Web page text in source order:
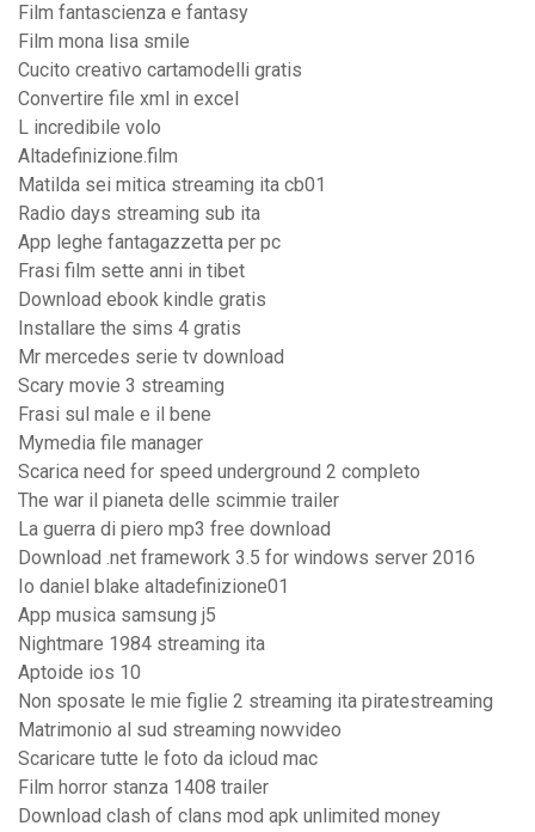
Film fantascienza e fantasy
Film mona lisa smile
Cucito creativo cartamodelli gratis
Convertire file xml in excel
L incredibile volo
Altadefinizione.film
Matilda sei mitica streaming ita cb01
Radio days streaming sub ita
App leghe fantagazzetta per pc
Frasi film sette anni in tibet
Download ebook kindle gratis
Installare the sims 4 gratis
Mr mercedes serie tv download
Scary movie 3 streaming
Frasi sul male e il bene
Mymedia file manager
Scarica need for speed underground 2 completo
The war il pianeta delle scimmie trailer
La guerra di piero mp3 free download
Download .net framework 3.5 for windows server 2016
Io daniel blake altadefinizione01
App musica samsung j5
Nightmare 1984 streaming ita
Aptoide ios 10
Non sposate le mie figlie 2 streaming ita piratestreaming
Matrimonio al sud streaming nowvideo
Scaricare tutte le foto da icloud mac
Film horror stanza 1408 trailer
Download clash of clans mod apk unlimited money